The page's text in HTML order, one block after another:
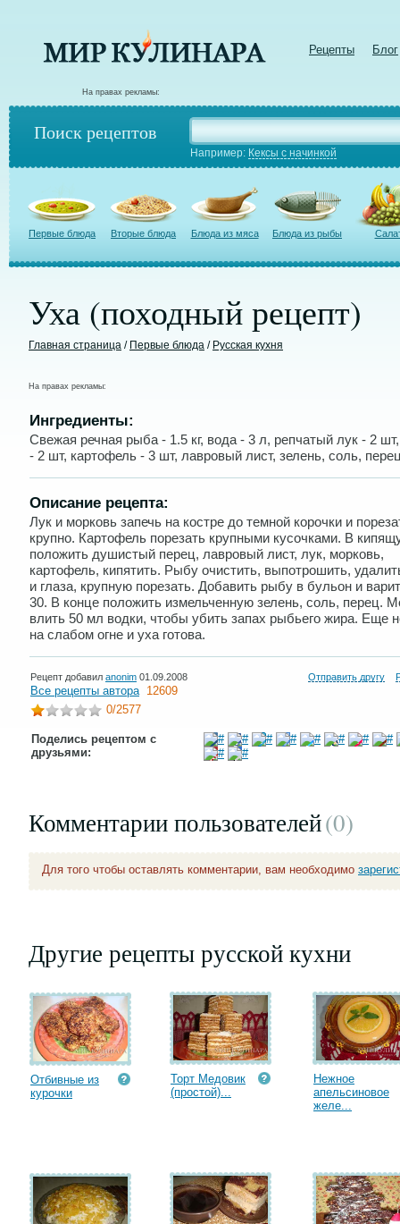
Рецепты Блог
На правах рекламы:
Поиск рецептов
Например: Кексы с начинкой
Первые блюда Вторые блюда Блюда из мяса Блюда из рыбы
Уха (походный рецепт)
Главная страница / Первые блюда / Русская кухня
На правах рекламы:
Ингредиенты:
Свежая речная рыба - 1.5 кг, вода - 3 л, репчатый лук - 2
- 2 шт, картофель - 3 шт, лавровый лист, зелень, соль,
Описание рецепта:
Лук и морковь запечь на костре до темной корочки и
крупно. Картофель порезать крупными кусочками. В
положить душистый перец, лавровый лист, лук, морковь,
картофель, кипятить. Рыбу очистить, выпотрошить,
и глаза, крупную порезать. Добавить рыбу в бульон и
30. В конце положить измельченную зелень, соль, перец.
влить 50 мл водки, чтобы убить запах рыбьего жира. Еще
на слабом огне и уха готова.
Рецепт добавил anonim 01.09.2008 Отправить другу
Все рецепты автора 12609
0/2577
Поделись рецептом с
друзьями:
Комментарии пользователей(0)
Для того чтобы оставлять комментарии, вам необходимо
Другие рецепты русской кухни
Отбивные из
курочки
Торт Медовик
(простой)...
Нежное
апельсиновое
желе...